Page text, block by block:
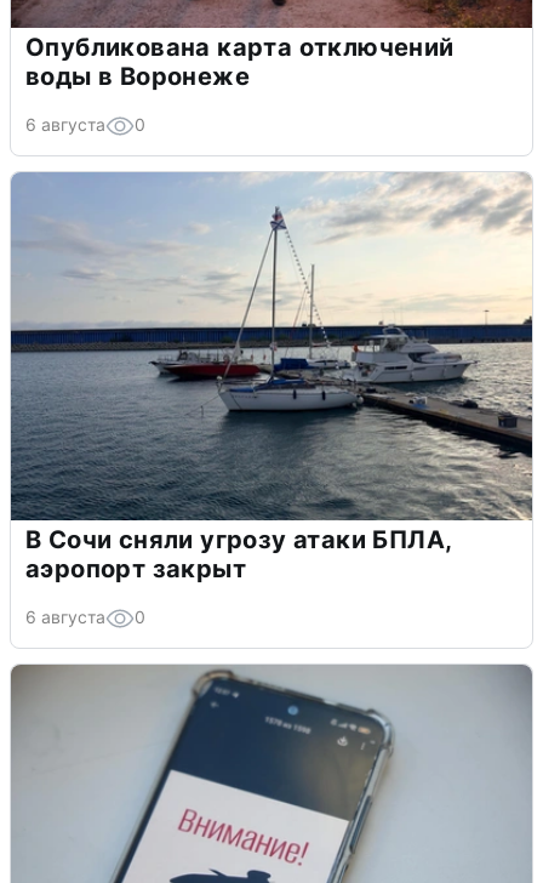
Опубликована карта отключений
воды в Воронеже
6 августа 0
В Сочи сняли угрозу атаки БПЛА,
аэропорт закрыт
6 августа 0